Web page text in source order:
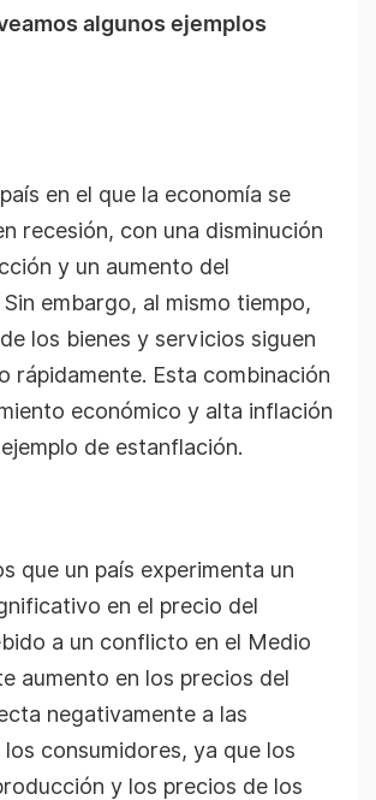
algunos ejemplos
en el que la economía se
recesión, con una disminución
y un aumento del
Sin embargo, al mismo tiempo,
los bienes y servicios siguen
rápidamente. Esta combinación
económico y alta inflación
de estanflación.
que un país experimenta un
en el precio del
a un conflicto en el Medio
aumento en los precios del
negativamente a las
los consumidores, ya que los
y los precios de los